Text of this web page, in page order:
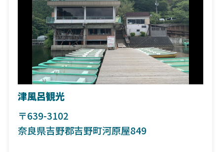
津風呂観光
〒639-3102
奈良県吉野郡吉野町河原屋849